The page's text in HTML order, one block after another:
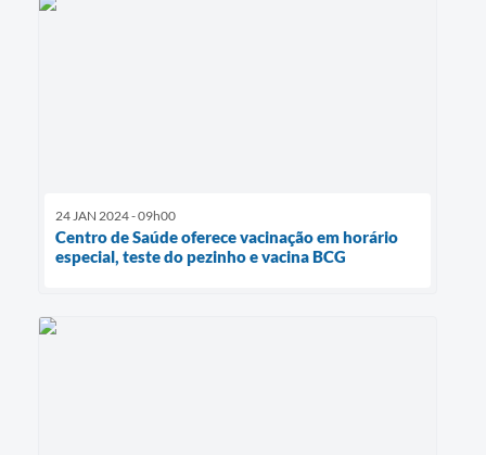
24 JAN 2024 - 09h00
Centro de Saúde oferece vacinação em horário
especial, teste do pezinho e vacina BCG